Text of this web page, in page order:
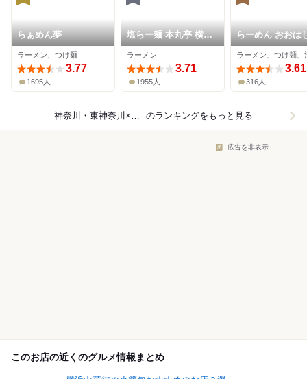
らぁめん夢
ラーメン、つけ麺
3.77
1695人
塩らー麺 本丸亭 横浜
店
ラーメン
3.71
1955人
らーめん おおは
3.61
316人
神奈川・東神奈川×ラーメン のランキングをもっと見る
広告を非表示
このお店の近くのグルメ情報まとめ